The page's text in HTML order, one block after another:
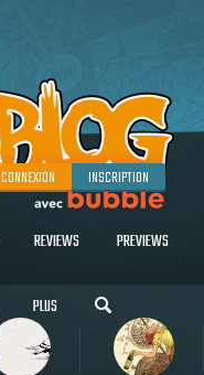
CONNEXION INSCRIPTION
REVIEWS PREVIEWS
PLUS